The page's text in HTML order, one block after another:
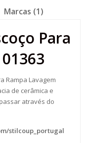
Marcas (1)
Para
Rampa Lavagem
de cerâmica e
através do
stilcoup_portugal